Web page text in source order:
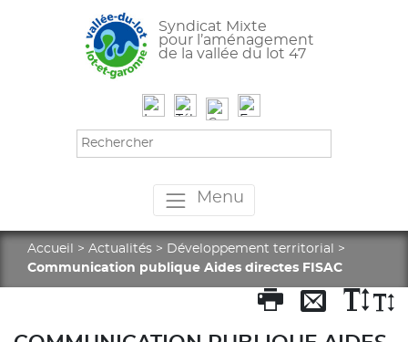
Syndicat Mixte
pour l’aménagement
de la vallée du lot 47
Menu
Accueil > Actualités > Développement territorial
>
Communication publique Aides directes FISAC